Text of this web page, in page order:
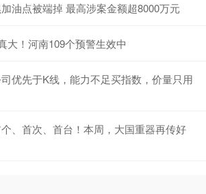
油点被端掉 最高涉案金额超8000万元
大！河南109个预警生效中
优先于K线，能力不足买指数，价量只用
、首次、首台！本周，大国重器再传好